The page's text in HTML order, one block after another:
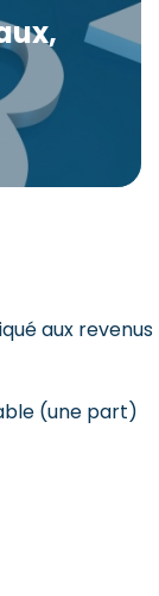
aux revenus
(une part)